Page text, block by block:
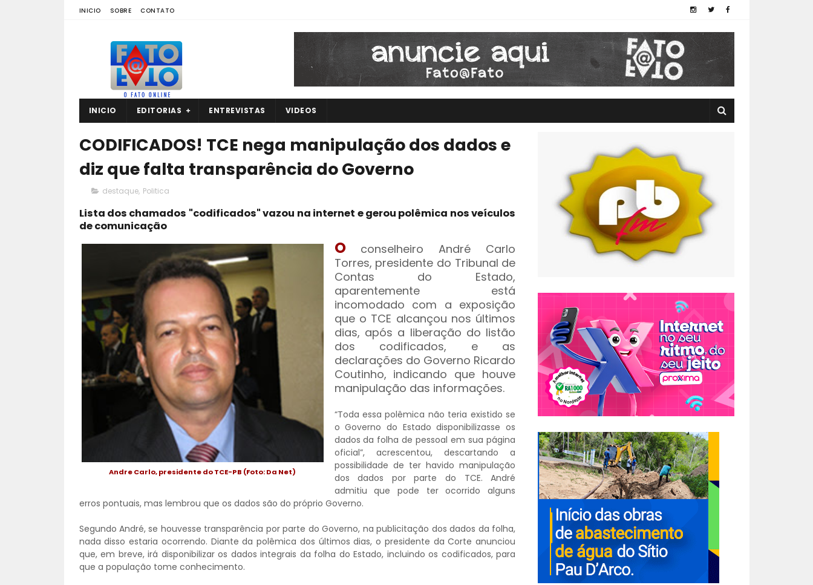
INICIO SOBRE CONTATO
INICIO EDITORIAS ENTREVISTAS VIDEOS
CODIFICADOS! TCE nega manipulação dos dados e
diz que falta transparência do Governo
destaque, Politica
Lista dos chamados "codificados" vazou na internet e gerou polêmica nos veículos
de comunicação
Andre Carlo, presidente do TCE-PB (Foto: Da Net)
Oconselheiro André Carlo
Torres, presidente do Tribunal de
Contas do Estado,
aparentemente está
incomodado com a exposição
que o TCE alcançou nos últimos
dias, após a liberação do listão
dos codificados, e as
declarações do Governo Ricardo
Coutinho, indicando que houve
manipulação das informações.
“Toda essa polêmica não teria existido se
o Governo do Estado disponibilizasse os
dados da folha de pessoal em sua página
oficial”, acrescentou, descartando a
possibilidade de ter havido manipulação
dos dados por parte do TCE. André
admitiu que pode ter ocorrido alguns
erros pontuais, mas lembrou que os dados são do próprio Governo.
Segundo André, se houvesse transparência por parte do Governo, na publicitação dos dados da folha,
nada disso estaria ocorrendo. Diante da polêmica dos últimos dias, o presidente da Corte anunciou
que, em breve, irá disponibilizar os dados integrais da folha do Estado, incluindo os codificados, para
que a população tome conhecimento.